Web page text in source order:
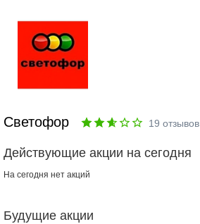
Светофор 19 отзывов
Действующие акции на сегодня
На сегодня нет акций
Будущие акции